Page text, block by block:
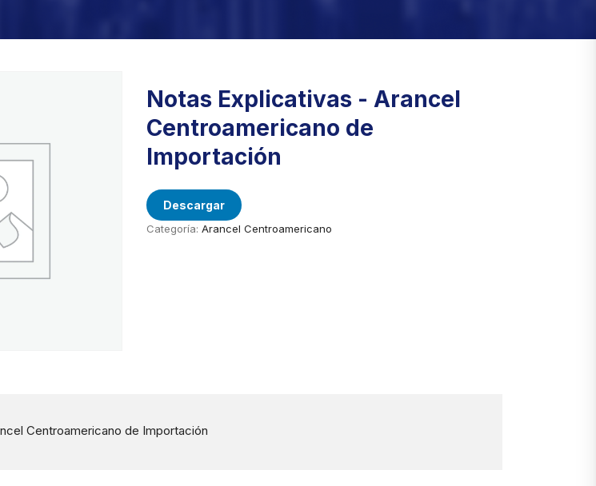
Notas Explicativas - Arancel
Centroamericano de
Importación
Descargar
Categoría: Arancel Centroamericano
Centroamericano de Importación